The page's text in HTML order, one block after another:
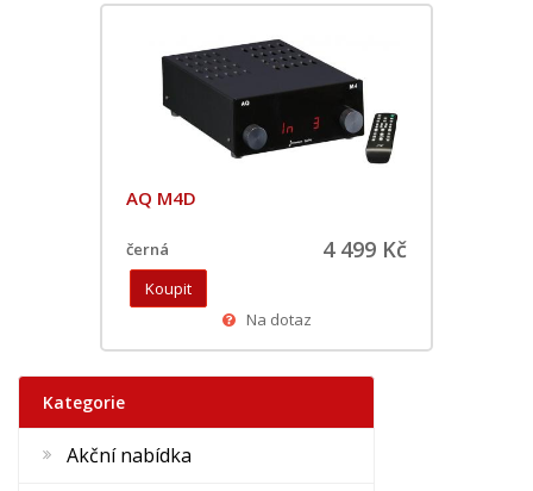
AQ M4D
černá 4 499 Kč
Na dotaz
Kategorie
Akční nabídka